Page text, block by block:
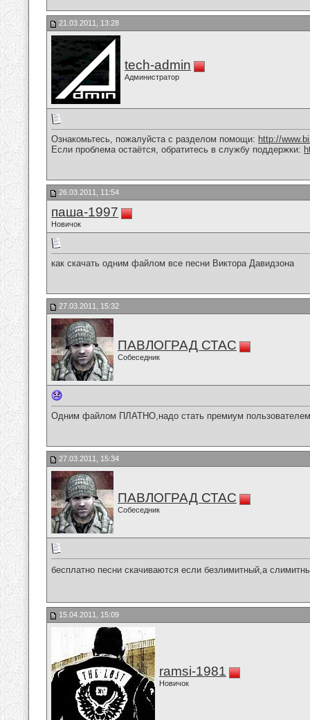
21.03.2011, 13:28
tech-admin
Администратор
Ознакомьтесь, пожалуйста с разделом помощи: http://
Если проблема остаётся, обратитесь в службу поддержки:
26.03.2011, 11:54
паша-1997
Новичок
как скачать одним файлом все песни Виктора Давидзона
27.03.2011, 15:32
ПАВЛОГРАД СТАС
Собеседник
Одним файлом ПЛАТНО,надо стать премиум пользователем
27.03.2011, 15:34
ПАВЛОГРАД СТАС
Собеседник
бесплатно песни скачиваются если безлимитный,а
15.04.2011, 15:09
ramsi-1981
Новичок